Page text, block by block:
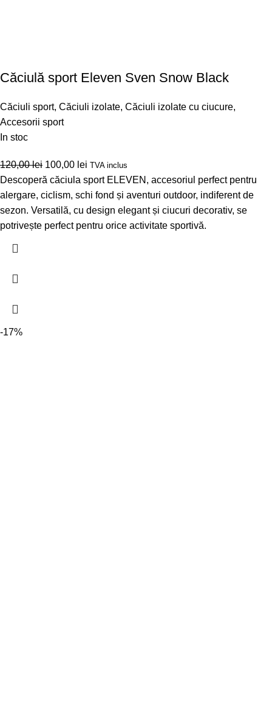
Căciulă sport Eleven Sven Snow Black
Căciuli sport, Căciuli izolate, Căciuli izolate cu ciucure,
Accesorii sport
In stoc
120,00lei 100,00 lei TVA inclus
Descoperă căciula sport ELEVEN, accesoriul perfect pentru
alergare, ciclism, schi fond și aventuri outdoor, indiferent de
sezon. Versatilă, cu design elegant și ciucuri decorativ, se
potrivește perfect pentru orice activitate sportivă.
-17%